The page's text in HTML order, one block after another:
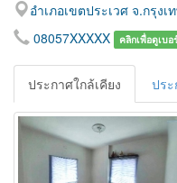
อำเภอเขตประเวศ จ.กรุง
08057XXXXX
คลิกเพื่อดูเบ
ประกาศใกล้เคียง ปร